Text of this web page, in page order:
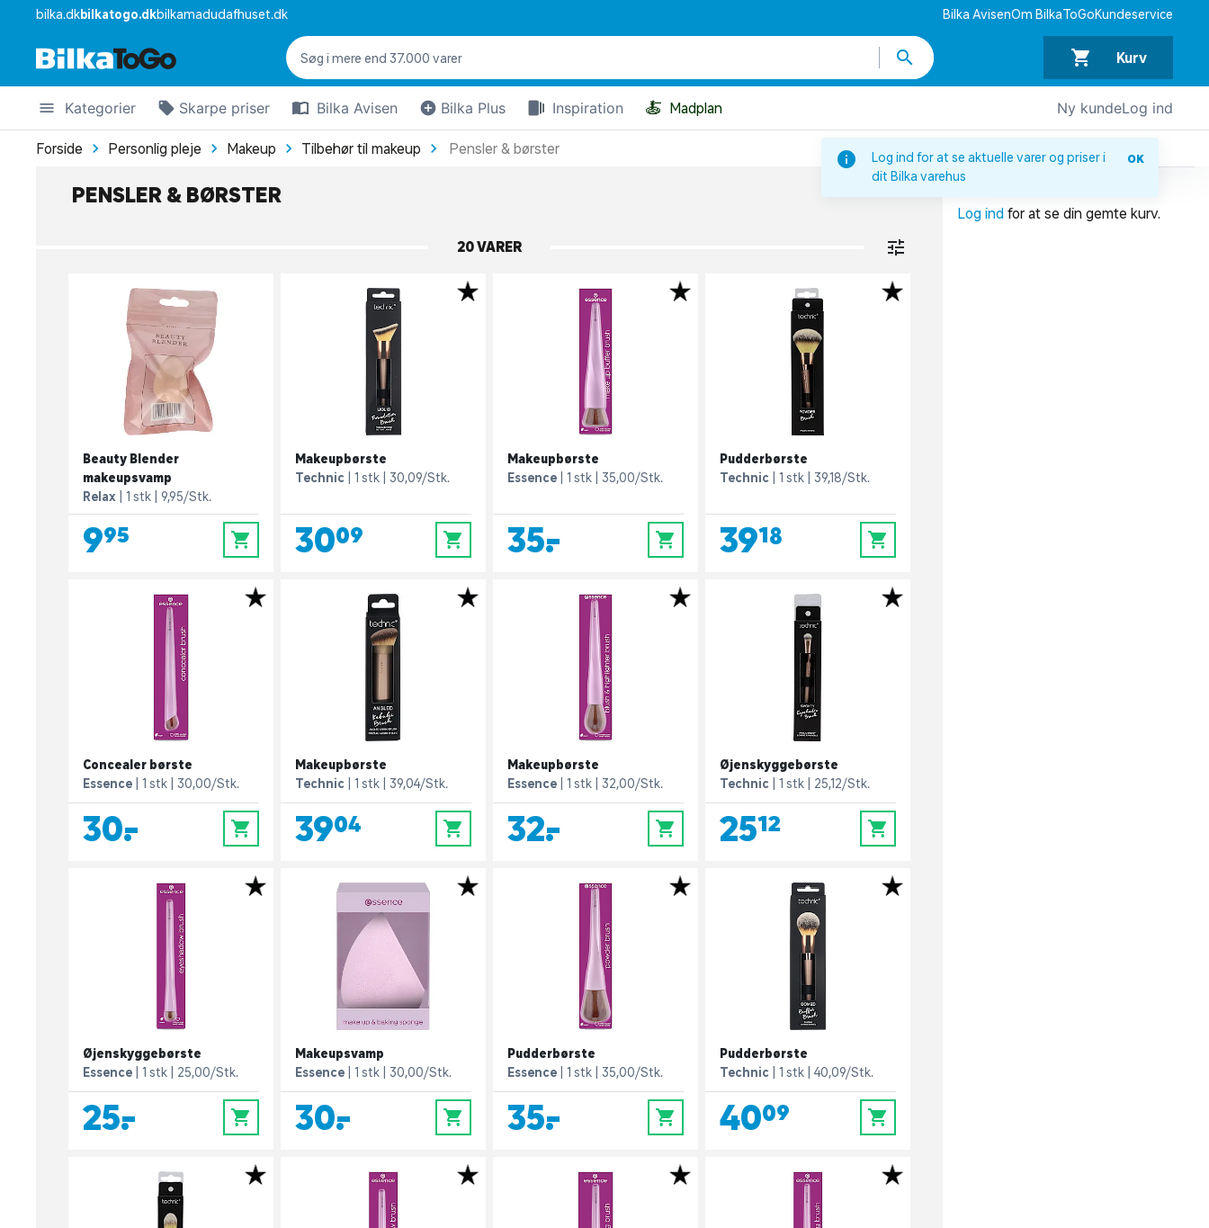
Log ind for at se aktuelle varer og priser i
dit Bilka varehus
OK
bilka.dkbilkatogo.dkbilkamadudafhuset.dk Bilka AvisenOm BilkaToGoKundeservice
Kurv
Kategorier Skarpe priser Bilka Avisen Bilka Plus Inspiration 🍝 Madplan Ny kundeLog ind
Log ind for at se din gemte kurv.
Forside Personlig pleje Makeup Tilbehør til makeup Pensler & børster
PENSLER & BØRSTER
20 VARER
Beauty Blender
makeupsvamp
Relax
1 stk 9,95/Stk.
9,95 0
Makeupbørste
Technic
1 stk 30,09/Stk.
30,09 0
Makeupbørste
Essence
1 stk 35,00/Stk.
35,- 0
Pudderbørste
Technic
1 stk 39,18/Stk.
39,18 0
Concealer børste
Essence
1 stk 30,00/Stk.
30,- 0
Makeupbørste
Technic
1 stk 39,04/Stk.
39,04 0
Makeupbørste
Essence
1 stk 32,00/Stk.
32,- 0
Øjenskyggebørste
Technic
1 stk 25,12/Stk.
25,12 0
Øjenskyggebørste
Essence
1 stk 25,00/Stk.
25,- 0
Makeupsvamp
Essence
1 stk 30,00/Stk.
30,- 0
Pudderbørste
Essence
1 stk 35,00/Stk.
35,- 0
Pudderbørste
Technic
1 stk 40,09/Stk.
40,09 0